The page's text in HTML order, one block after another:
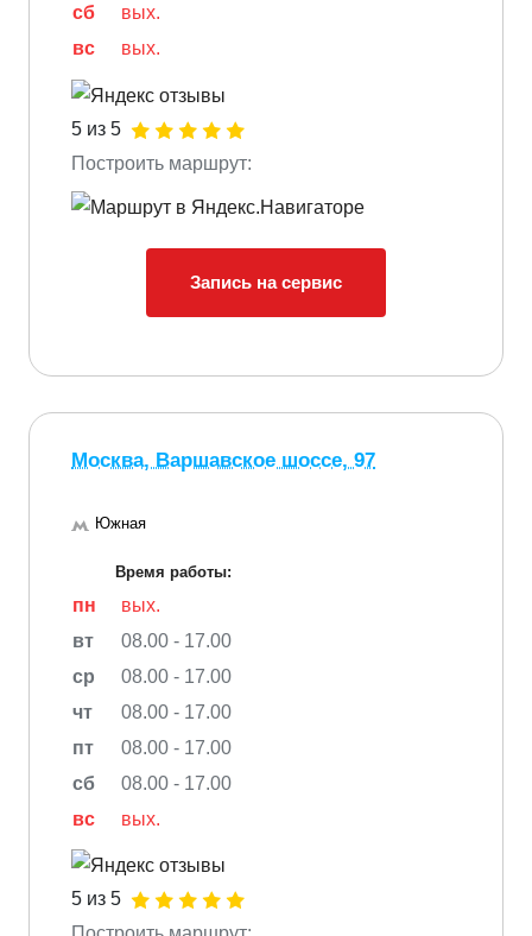
сб
вых.
вс
вых.
5 из 5
Построить маршрут:
Запись на сервис
Москва, Варшавское шоссе, 97
Южная
Время работы:
пн
вых.
вт
08.00 - 17.00
ср
08.00 - 17.00
чт
08.00 - 17.00
пт
08.00 - 17.00
сб
08.00 - 17.00
вс
вых.
5 из 5